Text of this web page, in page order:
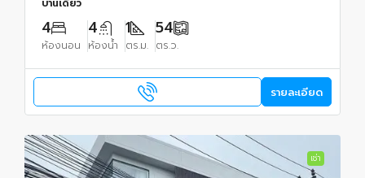
บ้านเดี่ยว
4
ห้องนอน
4
ห้องน้ำ
1
ตร.ม.
54
ตร.ว.
รายละเอียด
เช่า